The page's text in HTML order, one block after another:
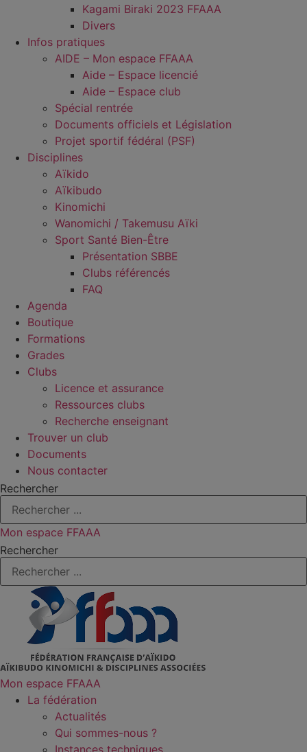
Kagami Biraki 2023 FFAAA
Divers
Infos pratiques
AIDE – Mon espace FFAAA
Aide – Espace licencié
Aide – Espace club
Spécial rentrée
Documents officiels et Législation
Projet sportif fédéral (PSF)
Disciplines
Aïkido
Aïkibudo
Kinomichi
Wanomichi / Takemusu Aïki
Sport Santé Bien-Être
Présentation SBBE
Clubs référencés
FAQ
Agenda
Boutique
Formations
Grades
Clubs
Licence et assurance
Ressources clubs
Recherche enseignant
Trouver un club
Documents
Nous contacter
Rechercher
Mon espace FFAAA
Rechercher
Mon espace FFAAA
La fédération
Actualités
Qui sommes-nous ?
Instances techniques